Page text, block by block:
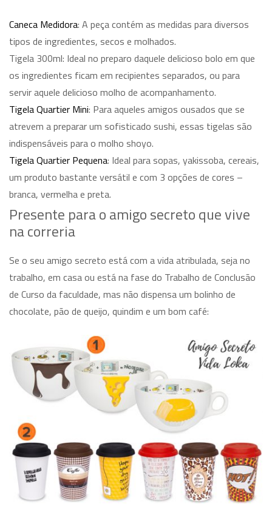
Caneca Medidora: A peça contém as medidas para diversos
tipos de ingredientes, secos e molhados.
Tigela 300ml: Ideal no preparo daquele delicioso bolo em que
os ingredientes ficam em recipientes separados, ou para
servir aquele delicioso molho de acompanhamento.
Tigela Quartier Mini: Para aqueles amigos ousados que se
atrevem a preparar um sofisticado sushi, essas tigelas são
indispensáveis para o molho shoyo.
Tigela Quartier Pequena: Ideal para sopas, yakissoba, cereais,
um produto bastante versátil e com 3 opções de cores –
branca, vermelha e preta.
Presente para o amigo secreto que vive
na correria
Se o seu amigo secreto está com a vida atribulada, seja no
trabalho, em casa ou está na fase do Trabalho de Conclusão
de Curso da faculdade, mas não dispensa um bolinho de
chocolate, pão de queijo, quindim e um bom café: